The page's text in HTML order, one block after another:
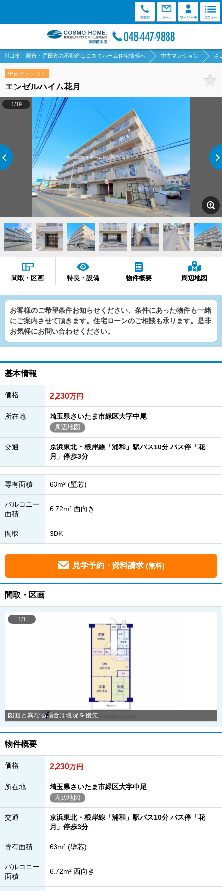
川口市・蕨市・戸田市の不動産はコスモホーム住宅情報へ 中古マンション さ
中古マンション
エンゼルハイム花月
1/19
間取・区画 特長・設備 物件概要 周辺地図
お客様のご希望条件お知らせください、条件にあった物件も一緒
にご案内させて頂きます。住宅ローンのご相談も承ります。是非
お気軽にお問い合わせください。
基本情報
価格 2,230万円
所在地 埼玉県さいたま市緑区大字中尾
周辺地図
交通
京浜東北・根岸線「浦和」駅バス10分 バス停「花
月」停歩3分
専有面積 63m² (壁芯)
バルコニー
面積
6.72m² 西向き
間取 3DK
見学予約・資料請求 (無料)
間取・区画
図面と異なる場合は現況を優先
1/1
物件概要
価格 2,230万円
所在地 埼玉県さいたま市緑区大字中尾
周辺地図
交通
京浜東北・根岸線「浦和」駅バス10分 バス停「花
月」停歩3分
専有面積 63m² (壁芯)
バルコニー
面積
6.72m² 西向き